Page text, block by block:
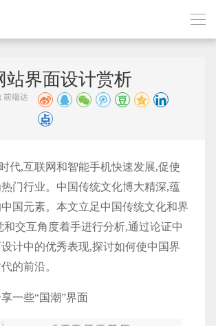
站界面设计赏析
前端达
,互联网和智能手机快速发展,促使
门行业。中国传统文化博大精深,蕴
国元素。本文立足中国传统文化和界
和交互角度着手进行分析,通过论证中
计中的优秀表现,探讨如何使中国界
的前沿。
一些“国潮”界面